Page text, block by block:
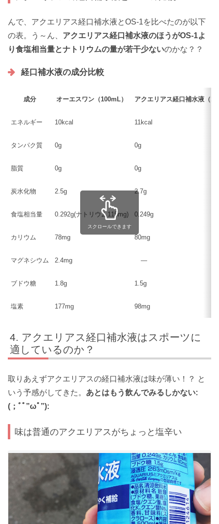
んで、アクエリアス経口補水液とOS-1を比べたのが以下
の表。う～ん、 アクエリアス経口補水液のほうがOS-1よ
り食塩相当量とナトリウムの量が若干少ないのかな？？
経口補水液の成分比較
成分 オーエスワン（100mL） アクエリアス経口補水液（
エネルギー 10kcal 11kcal
タンパク質 0g 0g
脂質 0g 0g
炭水化物 2.5g 2.7g
食塩相当量 0.292g(ナトリウム115mg) 0.249g
カリウム 78mg 80mg
マグネシウム 2.4mg ―
ブドウ糖 1.8g 1.5g
塩素 177mg 98mg
スクロールできます
アクエリアス経口補水液はスポーツに
適しているのか？
取りあえずアクエリアスの経口補水液は味が薄い！？ と
いう予感がしてきた。 あとはもう飲んでみるしかない:
(；ﾞﾟ”ωﾟ”):
味は普通のアクエリアスがちょっと塩辛い